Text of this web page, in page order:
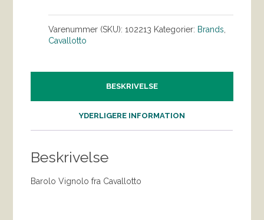
Varenummer (SKU):102213 Kategorier: Brands
Cavallotto
BESKRIVELSE
YDERLIGERE INFORMATION
Beskrivelse
Barolo Vignolo fra Cavallotto